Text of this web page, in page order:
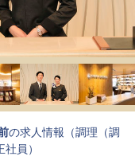
ラム
に申し込む
の求人情報（調理（調
社員 ）